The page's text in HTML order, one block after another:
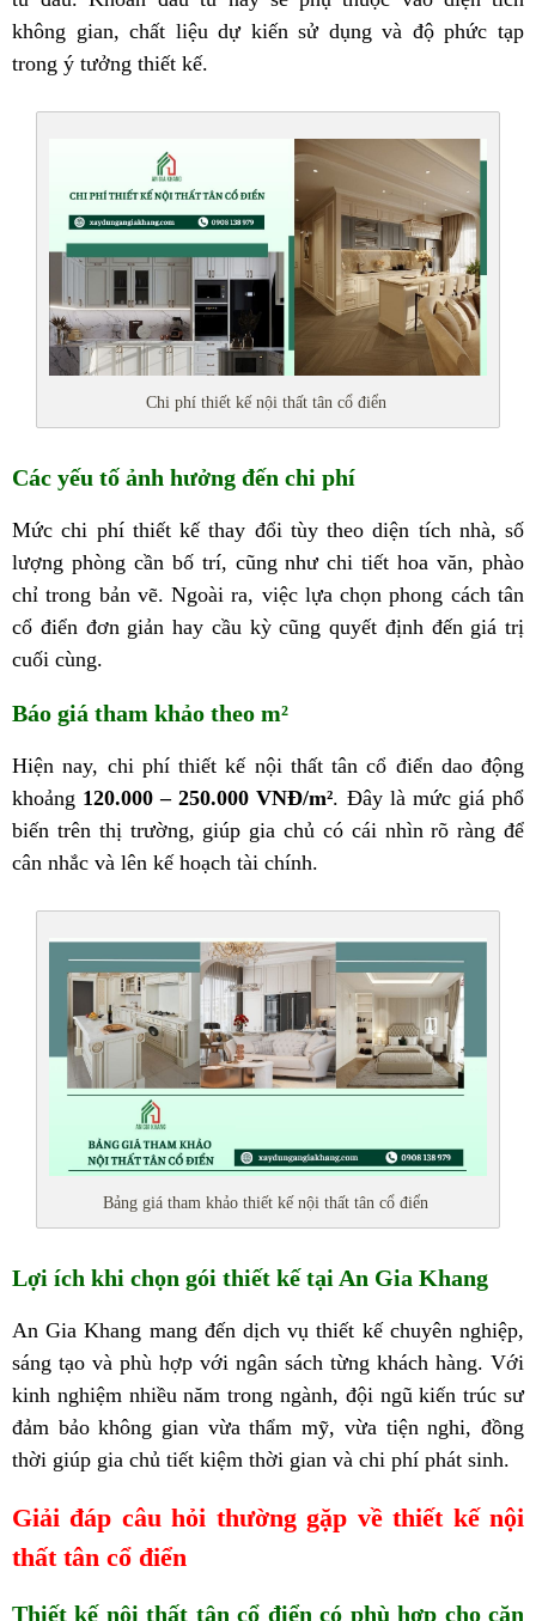
không gian, chất liệu dự kiến sử dụng và độ phức tạp
trong ý tưởng thiết kế.
Chi phí thiết kế nội thất tân cổ điển
Các yếu tố ảnh hưởng đến chi phí
Mức chi phí thiết kế thay đổi tùy theo diện tích nhà, số
lượng phòng cần bố trí, cũng như chi tiết hoa văn, phào
chỉ trong bản vẽ. Ngoài ra, việc lựa chọn phong cách tân
cổ điển đơn giản hay cầu kỳ cũng quyết định đến giá trị
cuối cùng.
Báo giá tham khảo theo m²
Hiện nay, chi phí thiết kế nội thất tân cổ điển dao động
khoảng 120.000 – 250.000 VNĐ/m². Đây là mức giá phổ
biến trên thị trường, giúp gia chủ có cái nhìn rõ ràng để
cân nhắc và lên kế hoạch tài chính.
Bảng giá tham khảo thiết kế nội thất tân cổ điển
Lợi ích khi chọn gói thiết kế tại An Gia Khang
An Gia Khang mang đến dịch vụ thiết kế chuyên nghiệp,
sáng tạo và phù hợp với ngân sách từng khách hàng. Với
kinh nghiệm nhiều năm trong ngành, đội ngũ kiến trúc sư
đảm bảo không gian vừa thẩm mỹ, vừa tiện nghi, đồng
thời giúp gia chủ tiết kiệm thời gian và chi phí phát sinh.
Giải đáp câu hỏi thường gặp về thiết kế nội
thất tân cổ điển
Thiết kế nội thất tân cổ điển có phù hợp cho căn